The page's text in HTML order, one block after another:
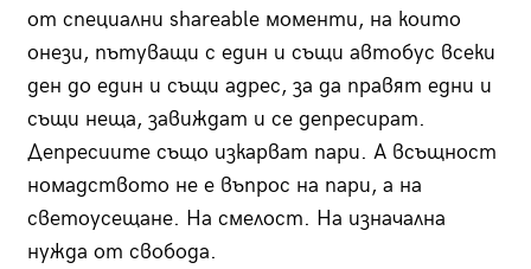
от специални shareable моменти, на които
онези, пътуващи с един и същи автобус всеки
ден до един и същи адрес, за да правят едни и
същи неща, завиждат и се депресират.
Депресиите също изкарват пари. А всъщност
номадството не е въпрос на пари, а на
светоусещане. На смелост. На изначална
нужда от свобода.